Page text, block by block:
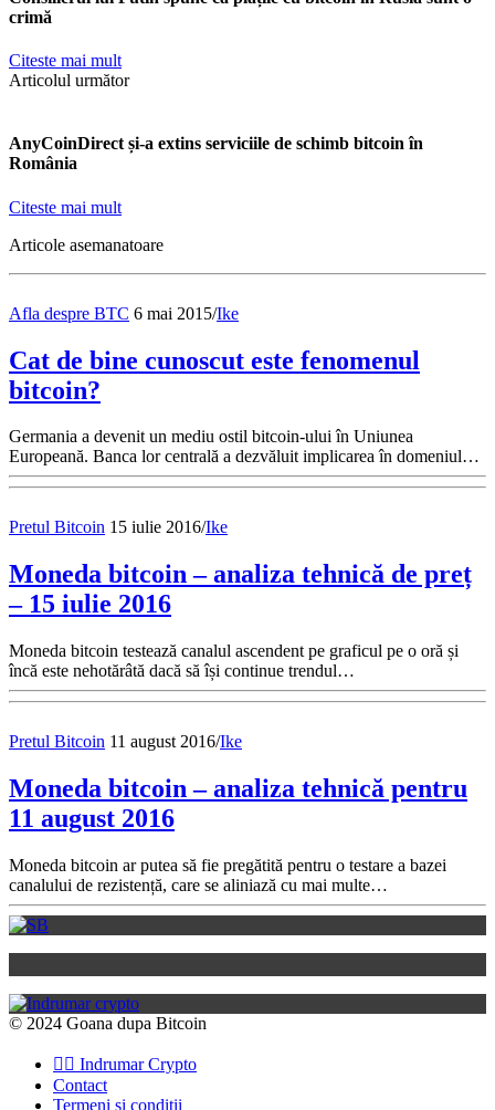
crimă
Citeste mai mult
Articolul următor
AnyCoinDirect și-a extins serviciile de schimb bitcoin în
România
Citeste mai mult
Articole asemanatoare
Afla despre BTC 6 mai 2015/Ike
Cat de bine cunoscut este fenomenul
bitcoin?
Germania a devenit un mediu ostil bitcoin-ului în Uniunea
Europeană. Banca lor centrală a dezvăluit implicarea în domeniul…
Pretul Bitcoin 15 iulie 2016/Ike
Moneda bitcoin – analiza tehnică de preț
– 15 iulie 2016
Moneda bitcoin testează canalul ascendent pe graficul pe o oră și
încă este nehotărâtă dacă să își continue trendul…
Pretul Bitcoin 11 august 2016/Ike
Moneda bitcoin – analiza tehnică pentru
11 august 2016
Moneda bitcoin ar putea să fie pregătită pentru o testare a bazei
canalului de rezistență, care se aliniază cu mai multe…
© 2024 Goana dupa Bitcoin
👉🏽 Indrumar Crypto
Contact
Termeni si conditii